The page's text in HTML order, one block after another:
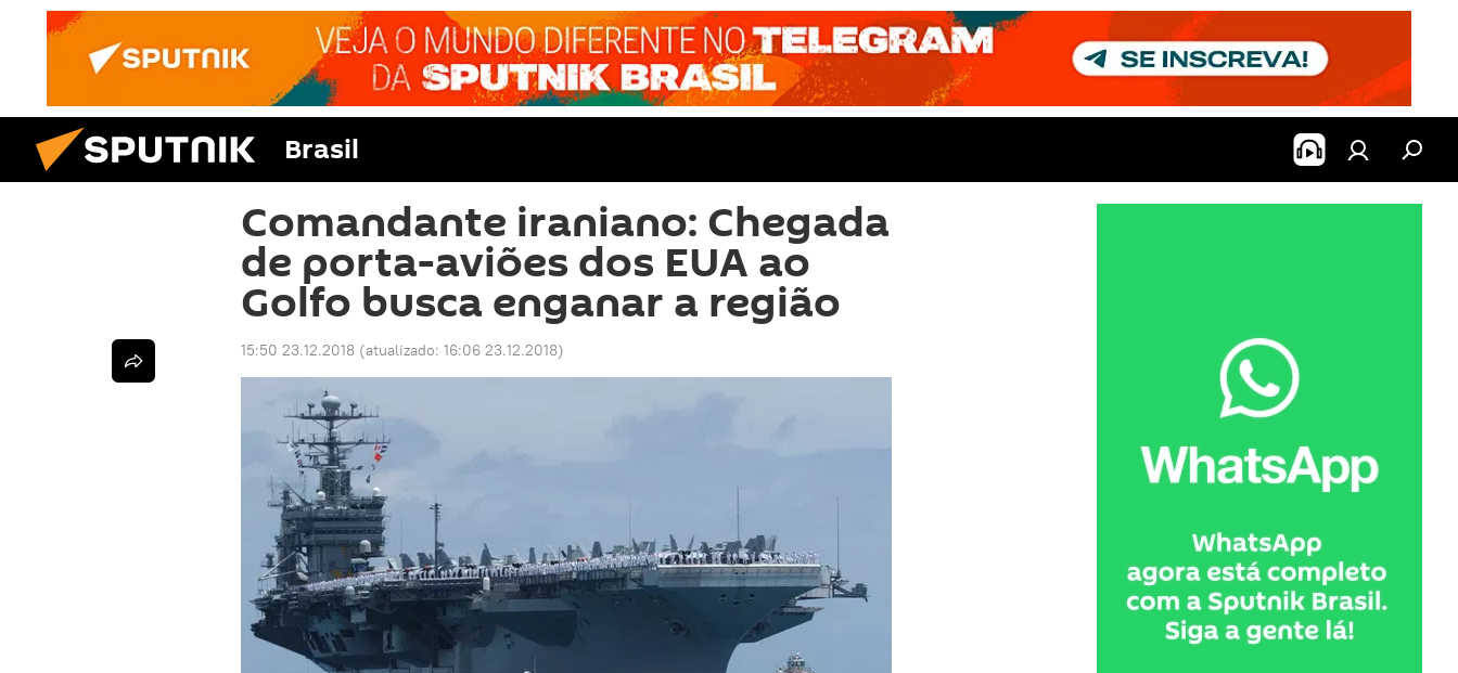
Brasil
Comandante iraniano: Chegada
de porta-aviões dos EUA ao
Golfo busca enganar a região
15:50 23.12.2018 (atualizado: 16:06 23.12.2018)